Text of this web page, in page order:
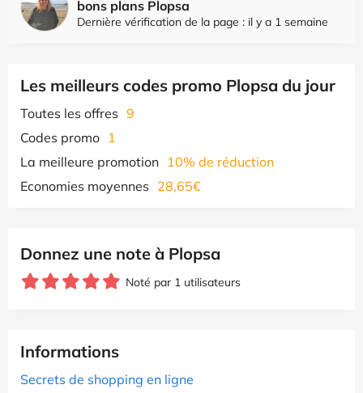
bons plans Plopsa
Dernière vérification de la page : il y a 1 semaine
Les meilleurs codes promo Plopsa du jour
Toutes les offres 9
Codes promo 1
La meilleure promotion 10% de réduction
Economies moyennes 28,65€
Donnez une note à Plopsa
Noté par 1 utilisateurs
Informations
Secrets de shopping en ligne